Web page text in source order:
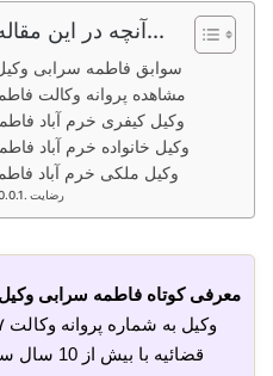
آنچه در این مقاله میخوانید...
سوابق فاطمه سرابی
مشاهده پروانه وکالت
وکیل کیفری خرم آباد
وکیل خانواده خرم آباد
وکیل ملکی خرم آباد
رضایت
معرفی کوتاه فاطمه سرابی
قضائیه